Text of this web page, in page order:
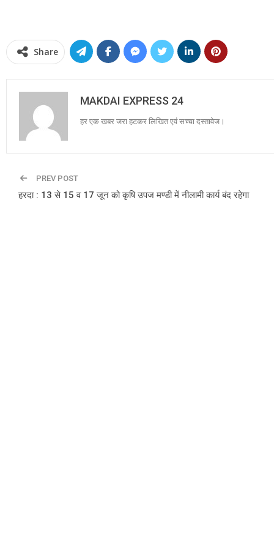
Share
MAKDAI EXPRESS 24
हर एक खबर जरा हटकर लिखित एवं सच्चा दस्तावेज।
PREV POST
हरदा : 13 से 15 व 17 जून को कृषि उपज मण्डी में नीलामी कार्य बंद रहेगा